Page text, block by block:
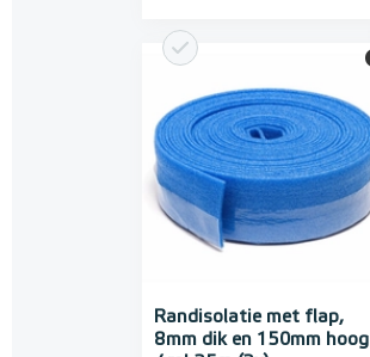
Randisolatie met flap,
8mm dik en 150mm hoog